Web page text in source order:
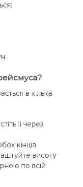
в кілька
її через
кінців
висоту
по всій